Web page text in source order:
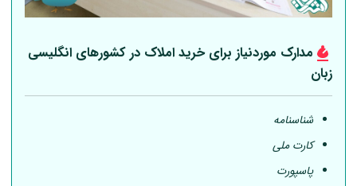
مدارک موردنیاز برای خرید املاک در کشورهای انگلیسی
زبان
شناسنامه
کارت ملی
پاسپورت